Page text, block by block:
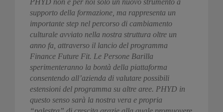
supporto della formazione, ma rappresenta un
importante step nel percorso di cambiamento
culturale avviato nella nostra struttura oltre un
anno fa, attraverso il lancio del programma
Finance Future Fit. Le Persone Barilla
sperimenteranno la bontà della piattaforma
consentendo all’azienda di valutare possibili
estensioni del programma su altre aree. PHYD in
questo senso sarà la nostra vera e propria